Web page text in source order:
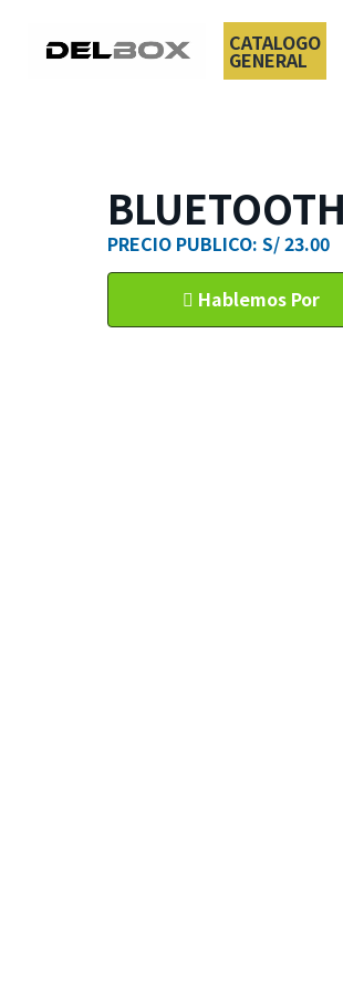
CATALOGO
GENERAL
PRECIO PUBLICO: S/ 23.00
Hablemos Por